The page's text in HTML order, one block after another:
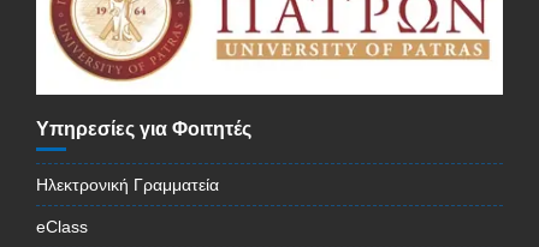
Υπηρεσίες για Φοιτητές
Ηλεκτρονική Γραμματεία
eClass